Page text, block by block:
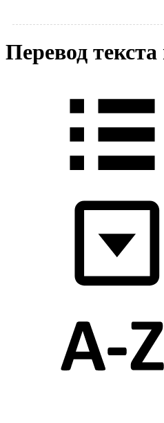
Перевод